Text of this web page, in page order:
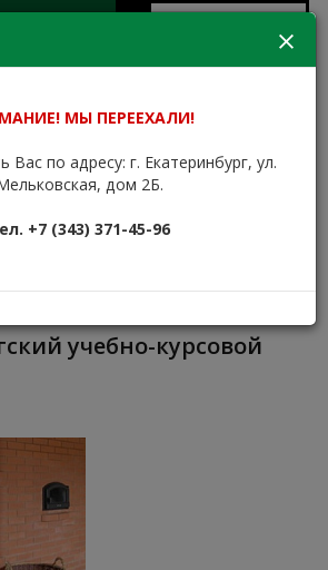
Версия для
слабовидящих
КУРСОВОЙ
МЫ ПЕРЕЕХАЛИ!
по адресу: г. Екатеринбург, ул.
дом 2Б.
+7 (343) 371-45-96